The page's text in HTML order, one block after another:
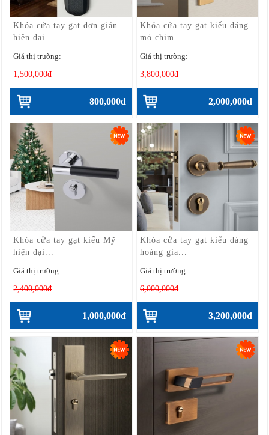
Khóa cửa tay gạt đơn giản
hiện đại...
Giá thị trường:
1,500,000đ
800,000đ
Khóa cửa tay gạt kiểu dáng
mỏ chim...
Giá thị trường:
3,800,000đ
2,000,000đ
Khóa cửa tay gạt kiểu Mỹ
hiện đại...
Giá thị trường:
2,400,000đ
1,000,000đ
Khóa cửa tay gạt kiểu dáng
hoàng gia...
Giá thị trường:
6,000,000đ
3,200,000đ